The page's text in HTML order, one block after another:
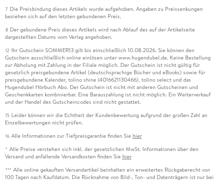
7 Die Preisbindung dieses Artikels wurde aufgehoben. Angaben zu Preissenkungen
beziehen sich auf den letzten gebundenen Preis.
8 Der gebundene Preis dieses Artikels wird nach Ablauf des auf der Artikelseite
dargestellten Datums vom Verlag angehoben.
12 Ihr Gutschein SOMMER13 gilt bis einschließlich 10.08.2026. Sie können den
Gutschein ausschließlich online einlösen unter www.hugendubel.de. Keine Bestellung
zur Abholung mit Zahlung in der Filiale möglich. Der Gutschein ist nicht gültig für
gesetzlich preisgebundene Artikel (deutschsprachige Bücher und eBooks) sowie für
preisgebundene Kalender, tolino shine (4016621130466), tolino select und das
Hugendubel Hörbuch Abo. Der Gutschein ist nicht mit anderen Gutscheinen und
Geschenkkarten kombinierbar. Eine Barauszahlung ist nicht möglich. Ein Weiterverkauf
und der Handel des Gutscheincodes sind nicht gestattet.
15 Leider können wir die Echtheit der Kundenbewertung aufgrund der großen Zahl an
Einzelbewertungen nicht prüfen.
16 Alle Informationen zur Tiefpreisgarantie finden Sie hier
* Alle Preise verstehen sich inkl. der gesetzlichen MwSt. Informationen über den
Versand und anfallende Versandkosten finden Sie hier
*** Alle online gekauften Versandartikel beinhalten ein erweitertes Rückgaberecht von
100 Tagen nach Kaufdatum. Die Rücknahme von Bild-, Ton- und Datenträgern ist nur bei